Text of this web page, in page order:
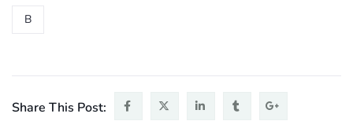
B
Share This Post: